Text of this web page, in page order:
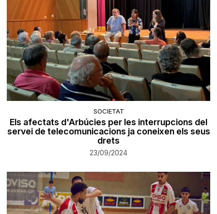
SOCIETAT
Els afectats d'Arbúcies per les interrupcions del
servei de telecomunicacions ja coneixen els seus
drets
23/09/2024